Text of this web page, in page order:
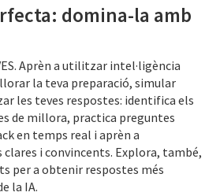
domina-la amb
Aprèn a utilitzar intel·ligència
la teva preparació, simular
les teves respostes: identifica els
de millora, practica preguntes
en temps real i aprèn a
i convincents. Explora, també,
per a obtenir respostes més
la IA.